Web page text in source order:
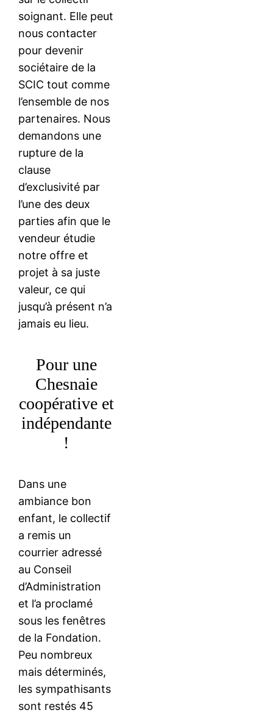
soignant. Elle peut
nous contacter
pour devenir
sociétaire de la
SCIC tout comme
l’ensemble de nos
partenaires. Nous
demandons une
rupture de la
clause
d’exclusivité par
l’une des deux
parties afin que le
vendeur étudie
notre offre et
projet à sa juste
valeur, ce qui
jusqu’à présent n’a
jamais eu lieu.
Pour une
Chesnaie
coopérative et
indépendante
!
Dans une
ambiance bon
enfant, le collectif
a remis un
courrier adressé
au Conseil
d’Administration
et l’a proclamé
sous les fenêtres
de la Fondation.
Peu nombreux
mais déterminés,
les sympathisants
sont restés 45